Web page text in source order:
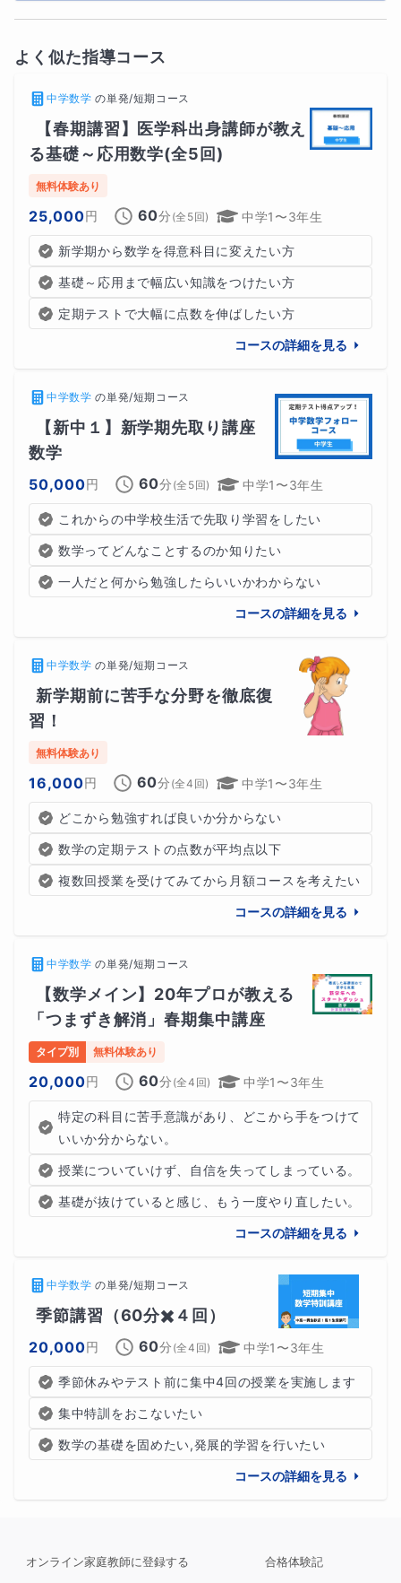
よく似た指導コース
中学数学 の単発/短期コース
【春期講習】医学科出身講師が教え
る基礎～応用数学(全5回)
無料体験あり
25,000円 60分 (全 5回) 中学1〜3年生
新学期から数学を得意科目に変えたい方
基礎～応用まで幅広い知識をつけたい方
定期テストで大幅に点数を伸ばしたい方
コースの詳細を見る
中学数学 の単発/短期コース
【新中１】新学期先取り講座
数学
50,000円 60分 (全 5回) 中学1〜3年生
これからの中学校生活で先取り学習をしたい
数学ってどんなことするのか知りたい
一人だと何から勉強したらいいかわからない
コースの詳細を見る
中学数学 の単発/短期コース
新学期前に苦手な分野を徹底復
習！
無料体験あり
16,000円 60分 (全4 回) 中学1〜3年生
どこから勉強すれば良いか分からない
数学の定期テストの点数が平均点以下
複数回授業を受けてみてから月額コースを考えたい
コースの詳細を見る
中学数学 の単発/短期コース
【数学メイン】20年プロが教える
「つまずき解消」春期集中講座
タイプ別 無料体験あり
20,000円 60分 (全4 回) 中学1〜3年生
特定の科目に苦手意識があり、どこから手をつけて
いいか分からない。
授業についていけず、自信を失ってしまっている。
基礎が抜けていると感じ、もう一度やり直したい。
コースの詳細を見る
中学数学 の単発/短期コース
季節講習（60分✖️４回）
20,000円 60分 (全4 回) 中学1〜3年生
季節休みやテスト前に集中4回の授業を実施します
集中特訓をおこないたい
数学の基礎を固めたい,発展的学習を行いたい
コースの詳細を見る
オンライン家庭教師に登録する 合格体験記